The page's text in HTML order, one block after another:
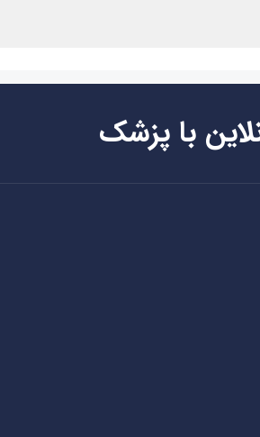
با پزشک